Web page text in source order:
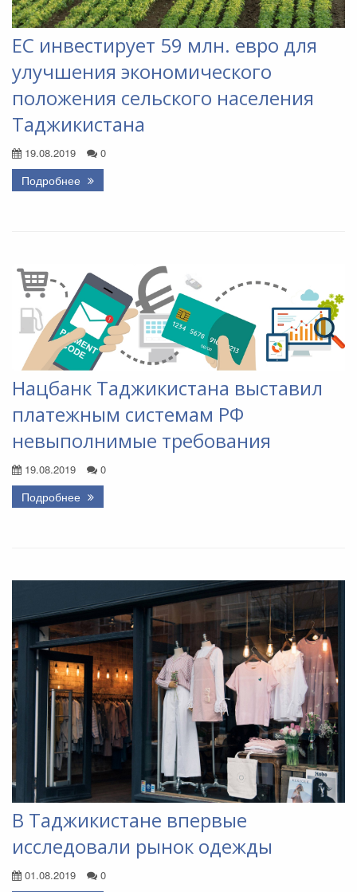
ЕС инвестирует 59 млн. евро для
улучшения экономического
положения сельского населения
Таджикистана
19.08.2019 0
Подробнее
Нацбанк Таджикистана выставил
платежным системам РФ
невыполнимые требования
19.08.2019 0
Подробнее
В Таджикистане впервые
исследовали рынок одежды
01.08.2019 0